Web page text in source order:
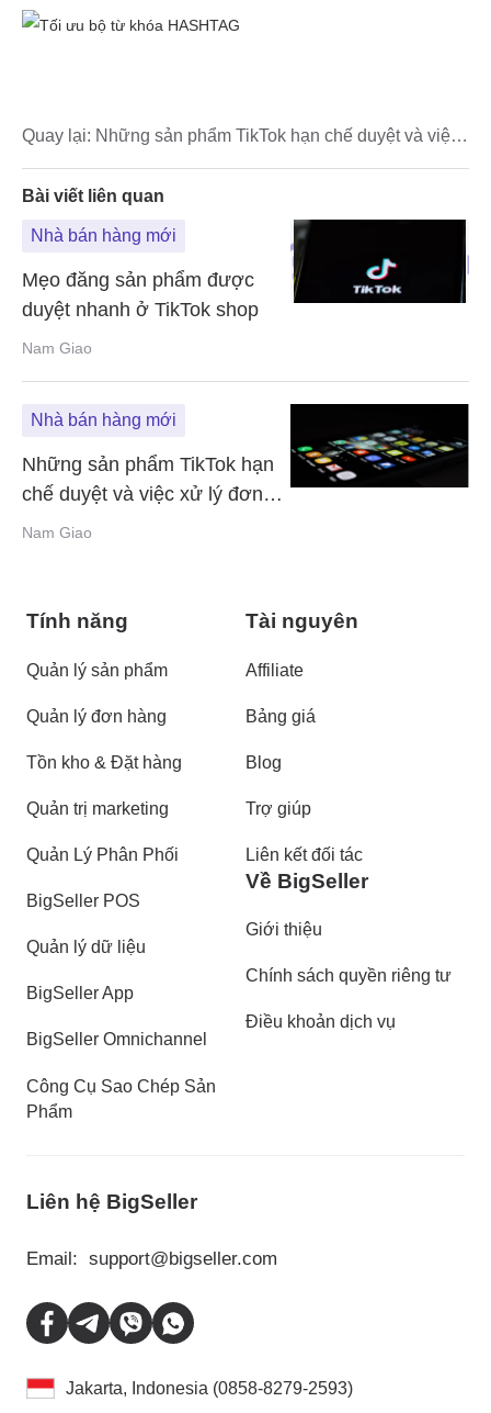
Quay lại: Những sản phẩm TikTok hạn chế duyệt và việc
Bài viết liên quan
Nhà bán hàng mới
Mẹo đăng sản phẩm được
duyệt nhanh ở TikTok shop
Nam Giao
Nhà bán hàng mới
Những sản phẩm TikTok hạn
chế duyệt và việc xử lý đơn
hàng trên TikTok shop
Nam Giao
Tính năng
Quản lý sản phẩm
Quản lý đơn hàng
Tồn kho & Đặt hàng
Quản trị marketing
Quản Lý Phân Phối
BigSeller POS
Quản lý dữ liệu
BigSeller App
BigSeller Omnichannel
Công Cụ Sao Chép Sản
Phẩm
Tài nguyên
Affiliate
Bảng giá
Blog
Trợ giúp
Liên kết đối tác
Về BigSeller
Giới thiệu
Chính sách quyền riêng tư
Điều khoản dịch vụ
Liên hệ BigSeller
Email: support@bigseller.com
Jakarta, Indonesia (0858-8279-2593)